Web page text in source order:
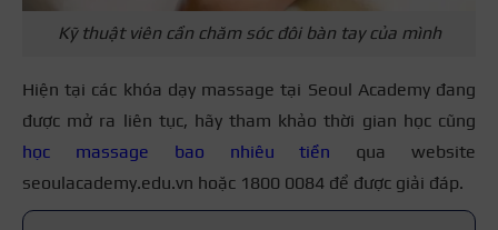
Kỹ thuật viên cần chăm sóc đôi bàn tay của mình
Hiện tại các khóa dạy massage tại Seoul Academy đang
được mở ra liên tục, hãy tham khảo thời gian học cũng
học massage bao nhiêu tiền qua website
seoulacademy.edu.vn hoặc 1800 0084 để được giải đáp.